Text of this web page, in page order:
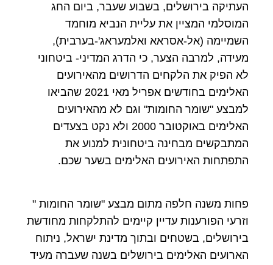
העתיקה בירושלים, בשבוע שעבר, ביום החג
המוסלמי המציין את עליית הנביא מוחמד
השמיימה (אל-אסראא ואלמעראג'-בערבית),
מעידה, למרבה הצער, כי הדרג המדיני- ביטחוני
לא הפיק את הלקחים הדרושים מהאירועים
האלימים בחודשים אפריל מאי 2021 שהביאו
למבצע "שומר החומות" וגם לא מהאירועים
האלימים באוקטובר 2000 ולא נקט בצעדים
המתבקשים מבחינה ביטחונית למנוע את
התפתחות האירועים האלימים בשער שכם.
פחות משנה חלפה מתום מבצע "שומר החומות "
וזרעי הפורענות עדיין קיימים להתלקחות מחודשת
בירושלים, בשטחים ובתוך מדינת ישראל, ניתוח
הארועים האלימים בירושלים בשנה שעברה מעיד